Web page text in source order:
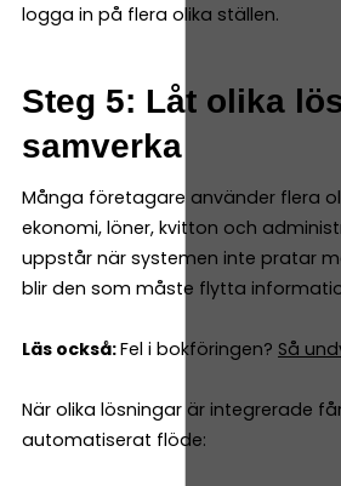
logga in på flera olika ställen.
Steg 5: Låt olika
samverka
Många företagare använder flera
ekonomi, löner, kvitton och
uppstår när systemen inte pratar
blir den som måste flytta
Läs också:Fel i bokföringen? Så
När olika lösningar är integrerade
automatiserat flöde: